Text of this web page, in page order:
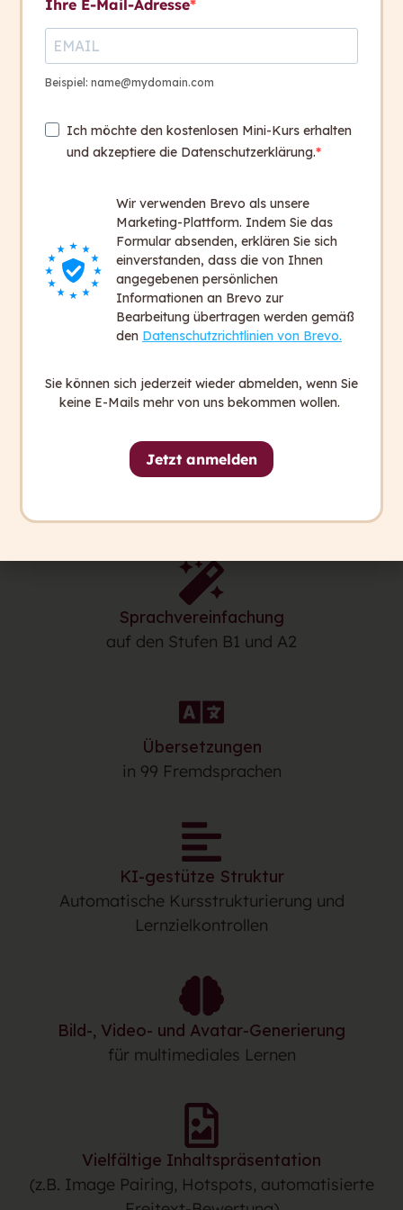
Präsentationen vor
Generiert automatisch Lernziele und
Korrektheit durch Expert*innen der
jeweiligen Sprache
Bietet Coaching und Beratung für E-
Learnings durch Didaktik-Expert*innen
Generator
Sprachvereinfachung
auf den Stufen B1 und A2
Übersetzungen
in 99 Fremdsprachen
KI-gestütze Struktur
Automatische Kursstrukturierung und
Lernzielkontrollen
Bild-, Video- und Avatar-Generierung
für multimediales Lernen
Vielfältige Inhaltspräsentation
(z.B. Image Pairing, Hotspots, automatisierte
Ihre E-Mail-Adresse
Beispiel: name@mydomain.com
Ich möchte den kostenlosen Mini-Kurs erhalten
und akzeptiere die Datenschutzerklärung.
Wir verwenden Brevo als unsere
Marketing-Plattform. Indem Sie das
Formular absenden, erklären Sie sich
einverstanden, dass die von Ihnen
angegebenen persönlichen
Informationen an Brevo zur
Bearbeitung übertragen werden gemäß
den Datenschutzrichtlinien von Brevo.
Sie können sich jederzeit wieder abmelden, wenn Sie
keine E-Mails mehr von uns bekommen wollen.
Jetzt anmelden